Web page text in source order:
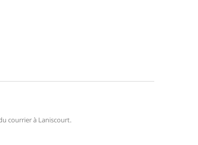
courrier à Laniscourt.